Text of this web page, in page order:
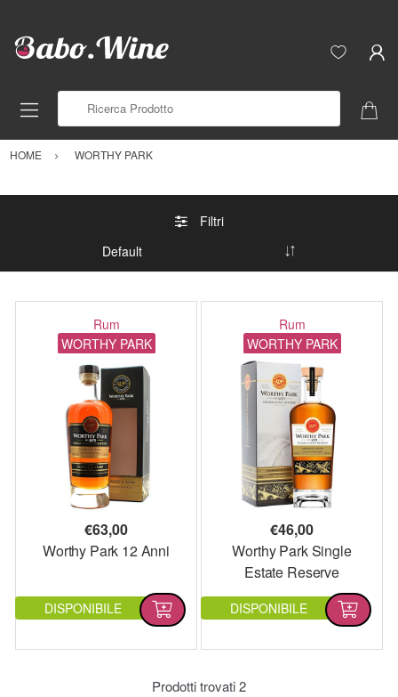
HOME WORTHY PARK
Filtri
Rum
WORTHY PARK
€63,00
Worthy Park 12 Anni
DISPONIBILE
Rum
WORTHY PARK
€46,00
Worthy Park Single
Estate Reserve
DISPONIBILE
Prodotti trovati2